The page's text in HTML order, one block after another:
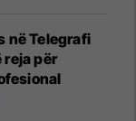
në Telegrafi
reja për